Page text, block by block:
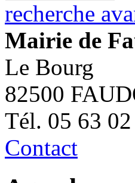
recherche
Mairie de
Le Bourg
82500
Tél. 05 63
Contact